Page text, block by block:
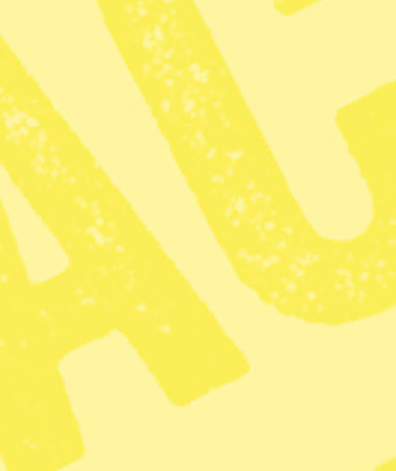
Fi:s satsning på kommunerna blev ett
bakslag – åker ut i Stockholm och
Göteborg
Zoom